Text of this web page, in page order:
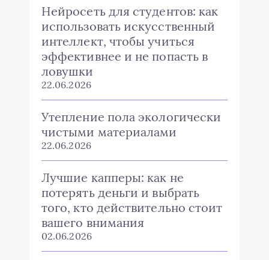
Нейросеть для студентов: как
использовать искусственный
интеллект, чтобы учиться
эффективнее и не попасть в
ловушки
22.06.2026
Утепление пола экологически
чистыми материалами
22.06.2026
Лучшие капперы: как не
потерять деньги и выбрать
того, кто действительно стоит
вашего внимания
02.06.2026